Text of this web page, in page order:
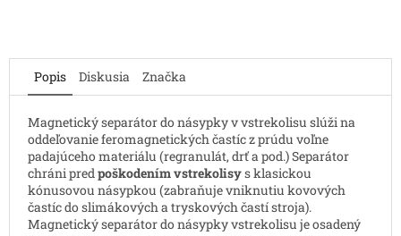
Popis Diskusia Značka
Magnetický separátor do násypky v vstrekolisu slúži na
oddeľovanie feromagnetických častíc z prúdu voľne
padajúceho materiálu (regranulát, drť a pod.) Separátor
chráni predpoškodením vstrekolisys klasickou
kónusovou násypkou (zabraňuje vniknutiu kovových
častíc do slimákových a tryskových častí stroja).
Magnetický separátor do násypky vstrekolisu je osadený